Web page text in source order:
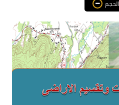
هندسة معمارية
مناهج و كورسات
مشاريع هندسية متنوعة
برامج هندسية
الحجم